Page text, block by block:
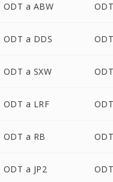
ODT a ABW
ODT a DDS
ODT a SXW
ODT a LRF
ODT a RB
ODT a JP2